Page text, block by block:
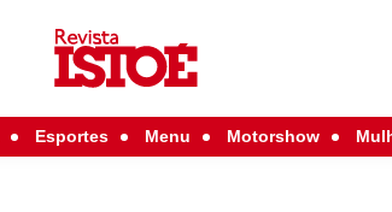
Esportes Menu Motorshow